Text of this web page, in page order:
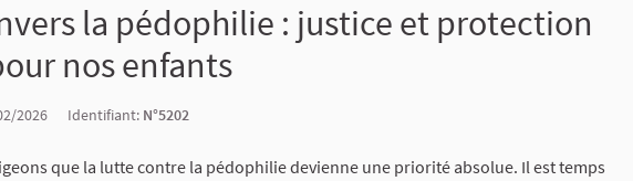
la pédophilie : justice et protection
nos enfants
2026 Identifiant: N°5202
que la lutte contre la pédophilie devienne une priorité absolue. Il est temps